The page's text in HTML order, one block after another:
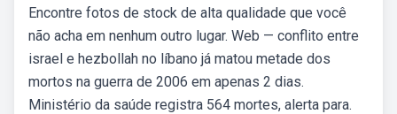
Encontre fotos de stock de alta qualidade que você
não acha em nenhum outro lugar. Web — conflito entre
israel e hezbollah no líbano já matou metade dos
mortos na guerra de 2006 em apenas 2 dias.
Ministério da saúde registra 564 mortes, alerta para.